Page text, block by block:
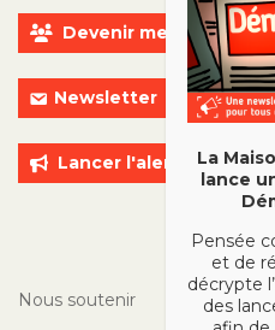
Devenir membre
Newsletter
Lancer l'alerte
ALLER
Nous soutenir
La
lance
Pensée
et de
décrypte
des